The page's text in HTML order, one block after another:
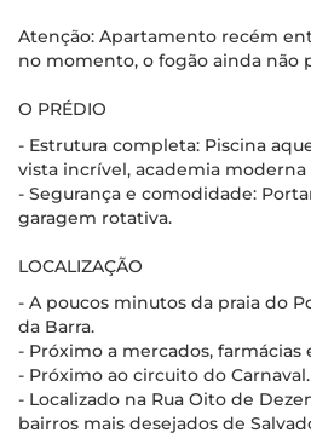
Atenção: Apartamento recém
no momento, o fogão ainda não
O PRÉDIO
- Estrutura completa: Piscina
vista incrível, academia
- Segurança e comodidade:
garagem rotativa.
LOCALIZAÇÃO
- A poucos minutos da praia do
da Barra.
- Próximo a mercados, farmácias
- Próximo ao circuito do Carnaval.
- Localizado na Rua Oito de
bairros mais desejados de